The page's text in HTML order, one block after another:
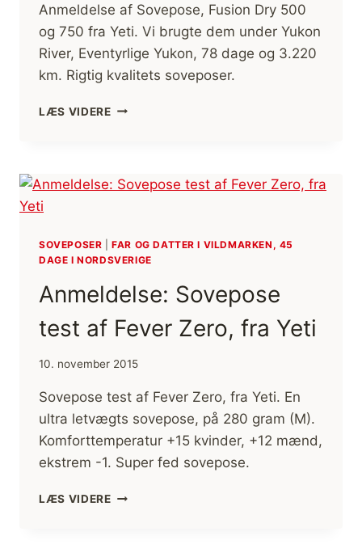
Anmeldelse af Sovepose, Fusion Dry 500
og 750 fra Yeti. Vi brugte dem under Yukon
River, Eventyrlige Yukon, 78 dage og 3.220
km. Rigtig kvalitets soveposer.
LÆS VIDEREANMELDELSE
500
YETI
SOVEPOSER |FAR OG DATTER I VILDMARKEN, 45
DAGE I NORDSVERIGE
Anmeldelse: Sovepose
test af Fever Zero, fra Yeti
10. november 2015
Sovepose test af Fever Zero, fra Yeti. En
ultra letvægts sovepose, på 280 gram (M).
Komforttemperatur +15 kvinder, +12 mænd,
ekstrem -1. Super fed sovepose.
LÆS VIDEREANMELDELSE: